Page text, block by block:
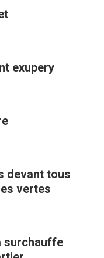
exupery
devant tous
vertes
surchauffe